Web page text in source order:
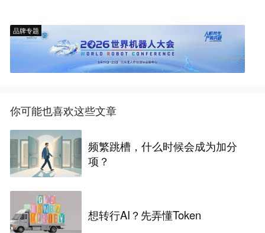
品牌专题
你可能也喜欢这些文章
频繁跳槽，什么时候会成为加分
项？
想转行AI？先弄懂Token